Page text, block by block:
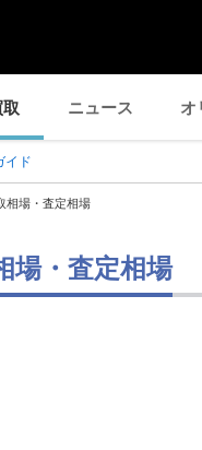
ニュース オ
イド
相場・査定相場
場・査定相場